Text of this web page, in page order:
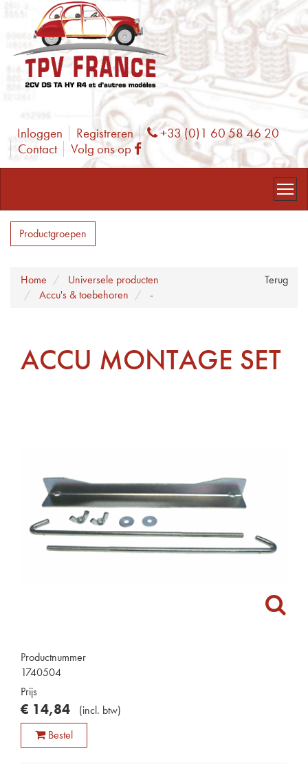
Inloggen Registreren Phone
+33 (0)1 60 58 46 20
Contact
Volg ons op Facebook
Productgroepen
Terug
Home
Universele producten
Accu's & toebehoren
-
ACCU MONTAGE SET
Productnummer
1740504
Prijs
€ 14,84 (incl. btw)
Bestel